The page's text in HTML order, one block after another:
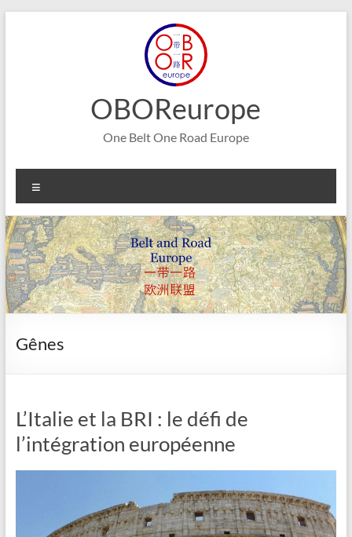
OBOReurope
One Belt One Road Europe
Gênes
L’Italie et la BRI : le défi de
l’intégration européenne